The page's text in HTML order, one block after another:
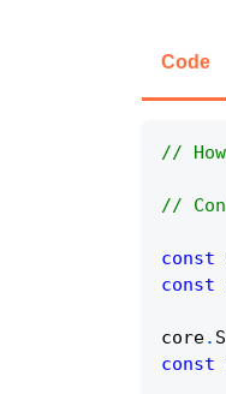
Code
//
//
const
const
core.
const